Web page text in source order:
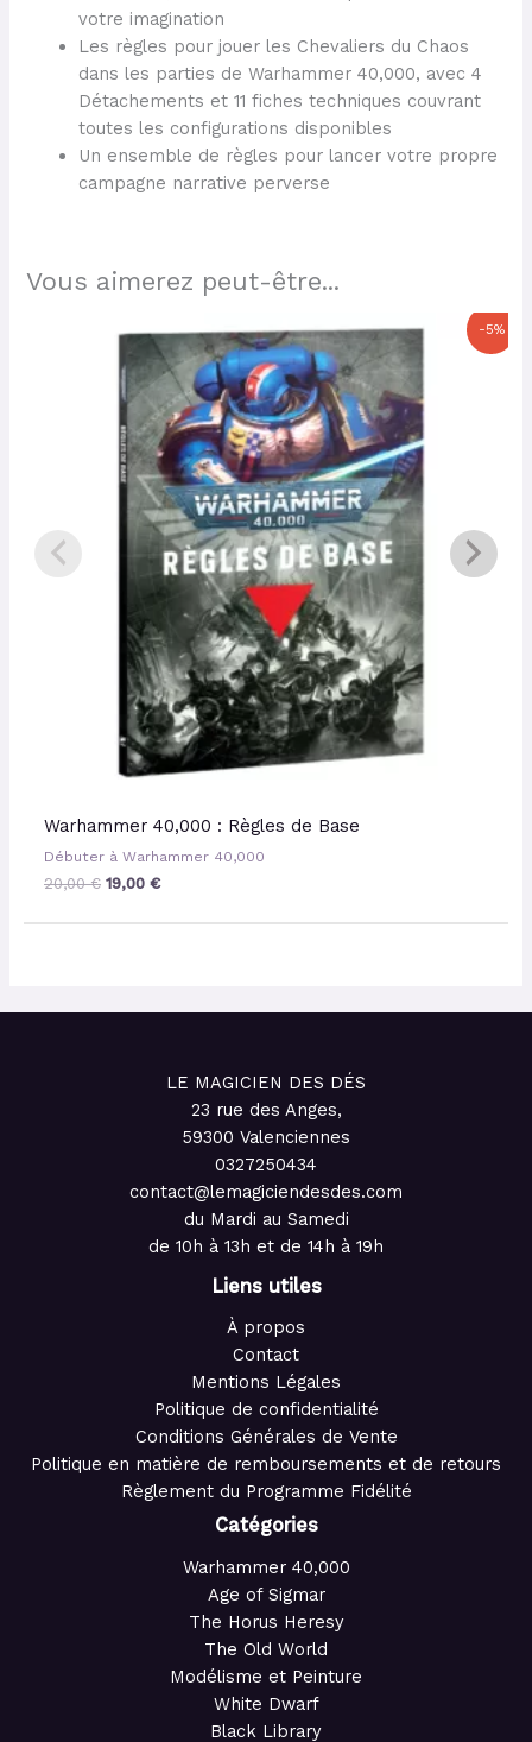
votre imagination
Les règles pour jouer les Chevaliers du Chaos
dans les parties de Warhammer 40,000, avec 4
Détachements et 11 fiches techniques couvrant
toutes les configurations disponibles
Un ensemble de règles pour lancer votre propre
campagne narrative perverse
Vous aimerez peut-être...
-5%
Warhammer 40,000 : Règles de Base
Débuter à Warhammer 40,000
20,00€
prix
initial
était :
20,00 €.
19,00€
prix
actuel
est :
19,00 €.
LE MAGICIEN DES DÉS
23 rue des Anges,
59300 Valenciennes
0327250434
contact@lemagiciendesdes.com
du Mardi au Samedi
de 10h à 13h et de 14h à 19h
Liens utiles
À propos
Contact
Mentions Légales
Politique de confidentialité
Conditions Générales de Vente
Politique en matière de remboursements et de retours
Règlement du Programme Fidélité
Catégories
Warhammer 40,000
Age of Sigmar
The Horus Heresy
The Old World
Modélisme et Peinture
White Dwarf
Black Library